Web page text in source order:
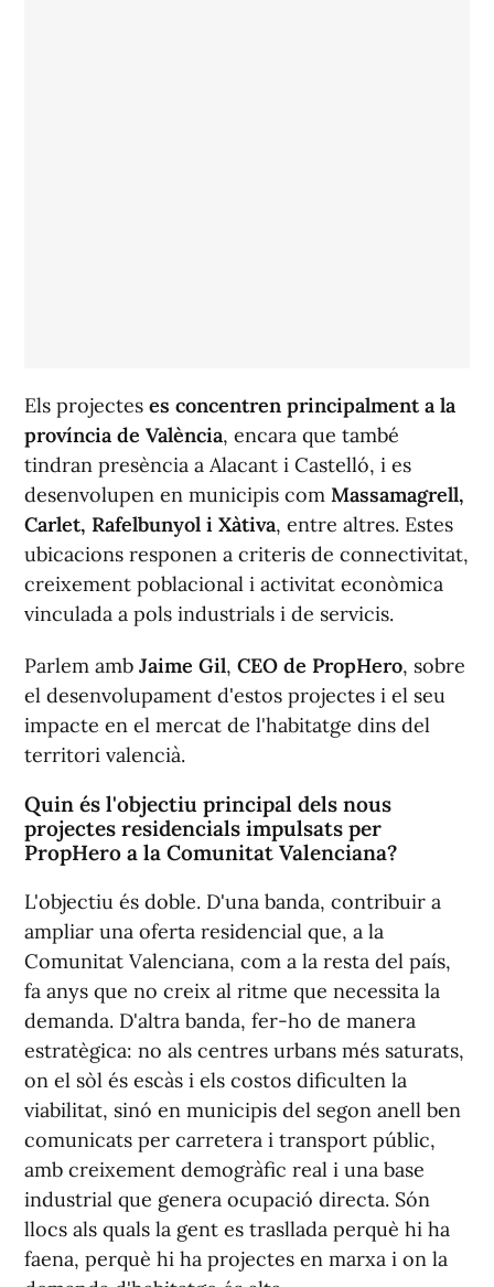
Els projectes es concentren principalment a la
província de València, encara que també
tindran presència a Alacant i Castelló, i es
desenvolupen en municipis com Massamagrell,
Carlet, Rafelbunyol i Xàtiva, entre altres. Estes
ubicacions responen a criteris de connectivitat,
creixement poblacional i activitat econòmica
vinculada a pols industrials i de servicis.
Parlem amb Jaime Gil, CEO de PropHero, sobre
el desenvolupament d'estos projectes i el seu
impacte en el mercat de l'habitatge dins del
territori valencià.
Quin és l'objectiu principal dels nous
projectes residencials impulsats per
PropHero a la Comunitat Valenciana?
L'objectiu és doble. D'una banda, contribuir a
ampliar una oferta residencial que, a la
Comunitat Valenciana, com a la resta del país,
fa anys que no creix al ritme que necessita la
demanda. D'altra banda, fer-ho de manera
estratègica: no als centres urbans més saturats,
on el sòl és escàs i els costos dificulten la
viabilitat, sinó en municipis del segon anell ben
comunicats per carretera i transport públic,
amb creixement demogràfic real i una base
industrial que genera ocupació directa. Són
llocs als quals la gent es trasllada perquè hi ha
faena, perquè hi ha projectes en marxa i on la